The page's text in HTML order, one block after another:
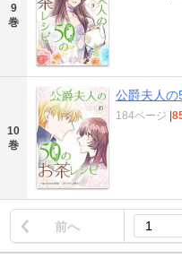
9
巻
10
巻
公爵夫人
184ページ |
前へ